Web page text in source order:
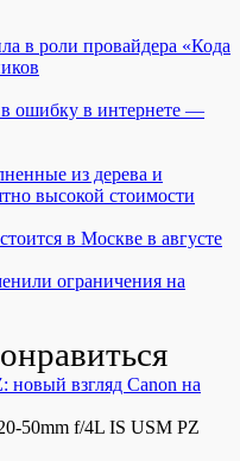
в роли провайдера «Кода
в ошибку в интернете —
из дерева и
высокой стоимости
в Москве в августе
ограничения на
новый взгляд Canon на
50mm f/4L IS USM PZ